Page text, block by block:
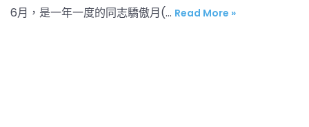
6月，是一年一度的同志驕傲月(… Read More »